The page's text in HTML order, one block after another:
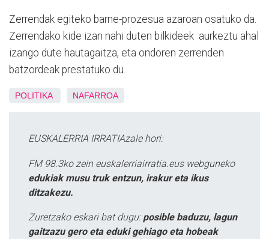
Zerrendak egiteko barne-prozesua azaroan osatuko da.
Zerrendako kide izan nahi duten bilkideek aurkeztu ahal
izango dute hautagaitza, eta ondoren zerrenden
batzordeak prestatuko du.
POLITIKA NAFARROA
EUSKALERRIA IRRATIAzale hori:
FM 98.3ko zein euskalerriairratia.eus webguneko
edukiak musu truk entzun, irakur eta ikus
ditzakezu.
Zuretzako eskari bat dugu: posible baduzu, lagun
gaitzazu gero eta eduki gehiago eta hobeak